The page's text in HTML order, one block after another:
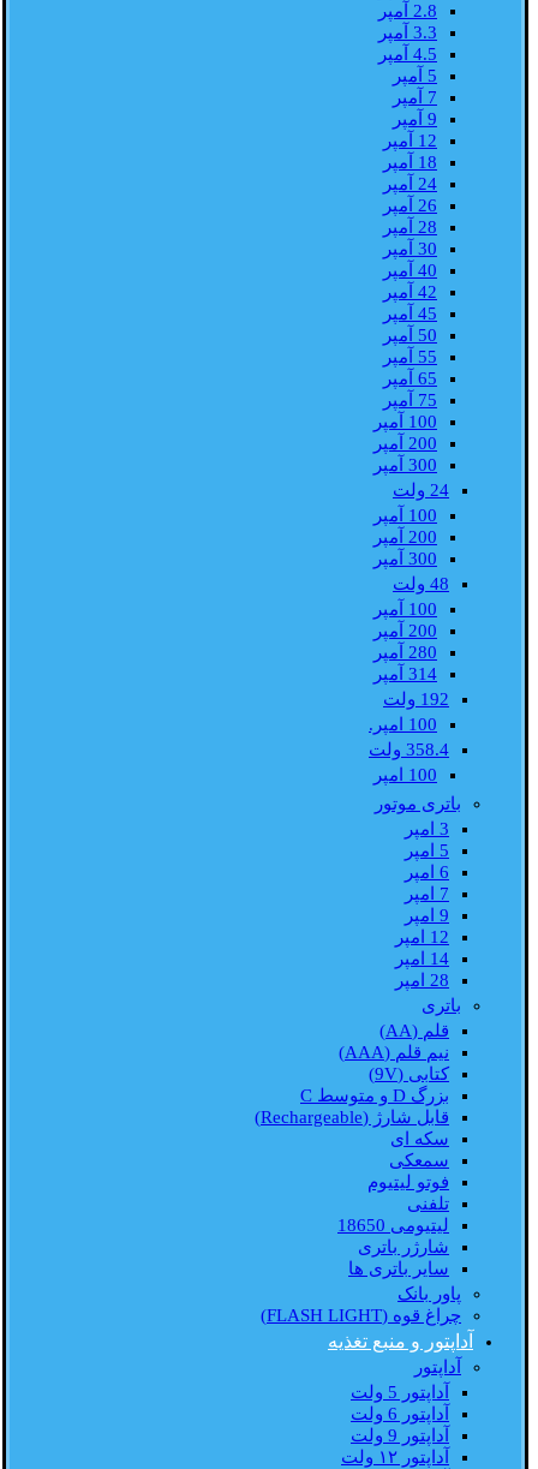
2.8 آمپر
3.3 آمپر
4.5 آمپر
5 آمپر
7 آمپر
9 آمپر
12 آمپر
18 آمپر
24 آمپر
26 آمپر
28 آمپر
30 آمپر
40 آمپر
42 آمپر
45 آمپر
50 آمپر
55 آمپر
65 آمپر
75 آمپر
100 آمپر
200 آمپر
300 آمپر
24 ولت
100 آمپر
200 آمپر
300 آمپر
48 ولت
100 آمپر
200 آمپر
280 آمپر
314 آمپر
192 ولت
100 امپر.
358.4 ولت
100 امپر
باتری موتور
3 امپر
5 امپر
6 امپر
7 امپر
9 امپر
12 امپر
14 امپر
28 امپر
باتری
قلم (AA)
نیم قلم (AAA)
کتابی (9V)
بزرگ D و متوسط C
قابل شارژ (Rechargeable)
سکه ای
سمعکی
فوتو لیتیوم
تلفنی
لیتیومی 18650
شارژر باتری
سایر باتری ها
پاور بانک
چراغ قوه (FLASH LIGHT)
آداپتور و منبع تغذیه
آداپتور
آداپتور 5 ولت
آداپتور 6 ولت
آداپتور 9 ولت
آداپتور ۱۲ ولت